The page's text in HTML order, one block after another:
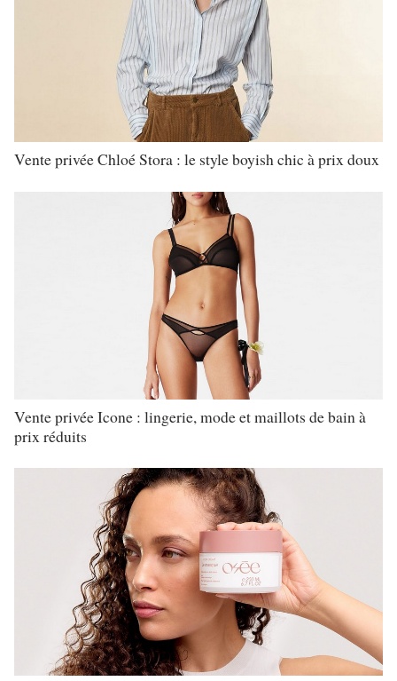
Vente privée Chloé Stora : le style boyish chic à prix doux
Vente privée Icone : lingerie, mode et maillots de bain à
prix réduits